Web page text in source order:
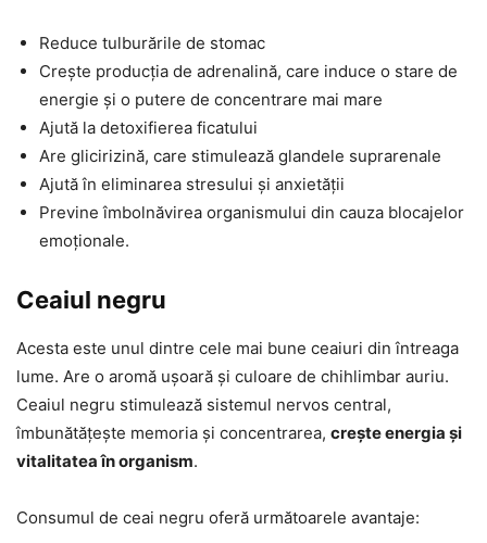
Reduce tulburările de stomac
Crește producția de adrenalină, care induce o stare de
energie și o putere de concentrare mai mare
Ajută la detoxifierea ficatului
Are glicirizină, care stimulează glandele suprarenale
Ajută în eliminarea stresului și anxietății
Previne îmbolnăvirea organismului din cauza blocajelor
emoționale.
Ceaiul negru
Acesta este unul dintre cele mai bune ceaiuri din întreaga
lume. Are o aromă ușoară și culoare de chihlimbar auriu.
Ceaiul negru stimulează sistemul nervos central,
îmbunătățește memoria și concentrarea, crește energia și
vitalitatea în organism.
Consumul de ceai negru oferă următoarele avantaje: